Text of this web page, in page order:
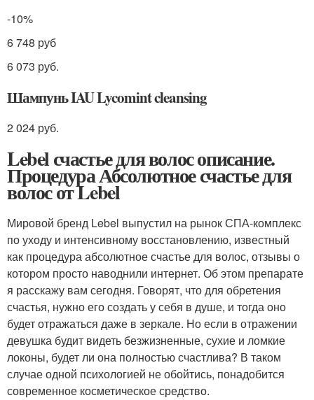
-10%
6 748 руб
6 073 руб.
Шампунь IAU Lycomint cleansing
2 024 руб.
Lebel счастье для волос описание.
Процедура Абсолютное счастье для
волос от Lebel
Мировой бренд Lebel выпустил на рынок СПА-комплекс
по уходу и интенсивному восстановлению, известный
как процедура абсолютное счастье для волос, отзывы о
котором просто наводнили интернет. Об этом препарате
я расскажу вам сегодня. Говорят, что для обретения
счастья, нужно его создать у себя в душе, и тогда оно
будет отражаться даже в зеркале. Но если в отражении
девушка будит видеть безжизненные, сухие и ломкие
локоны, будет ли она полностью счастлива? В таком
случае одной психологией не обойтись, понадобится
современное косметическое средство.